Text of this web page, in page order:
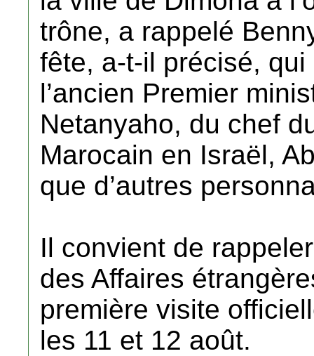
trône, a rappelé
fête, a-t-il précisé,
l’ancien Premier
Netanyaho, du chef
Marocain en Israël,
que d’autres
Il convient de
des Affaires
première visite
les 11 et 12 août.